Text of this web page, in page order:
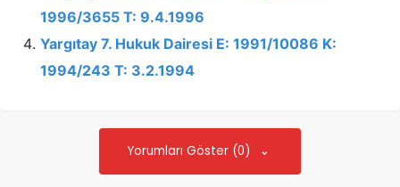
1996/3655 T: 9.4.1996
Yargıtay 7. Hukuk Dairesi E: 1991/10086 K:
1994/243 T: 3.2.1994
Yorumları Göster (0)